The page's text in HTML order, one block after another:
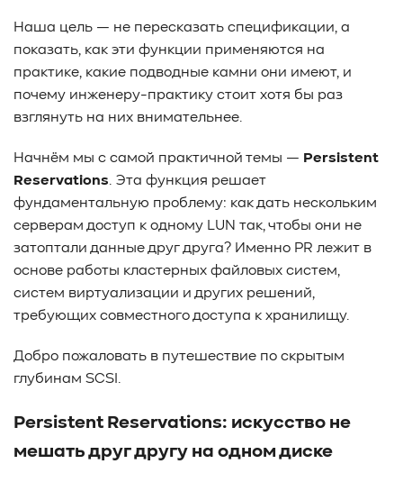
Наша цель — не пересказать спецификации, а
показать, как эти функции применяются на
практике, какие подводные камни они имеют, и
почему инженеру-практику стоит хотя бы раз
взглянуть на них внимательнее.
Начнём мы с самой практичной темы — Persistent
Reservations. Эта функция решает
фундаментальную проблему: как дать нескольким
серверам доступ к одному LUN так, чтобы они не
затоптали данные друг друга? Именно PR лежит в
основе работы кластерных файловых систем,
систем виртуализации и других решений,
требующих совместного доступа к хранилищу.
Добро пожаловать в путешествие по скрытым
глубинам SCSI.
Persistent Reservations: искусство не
мешать друг другу на одном диске